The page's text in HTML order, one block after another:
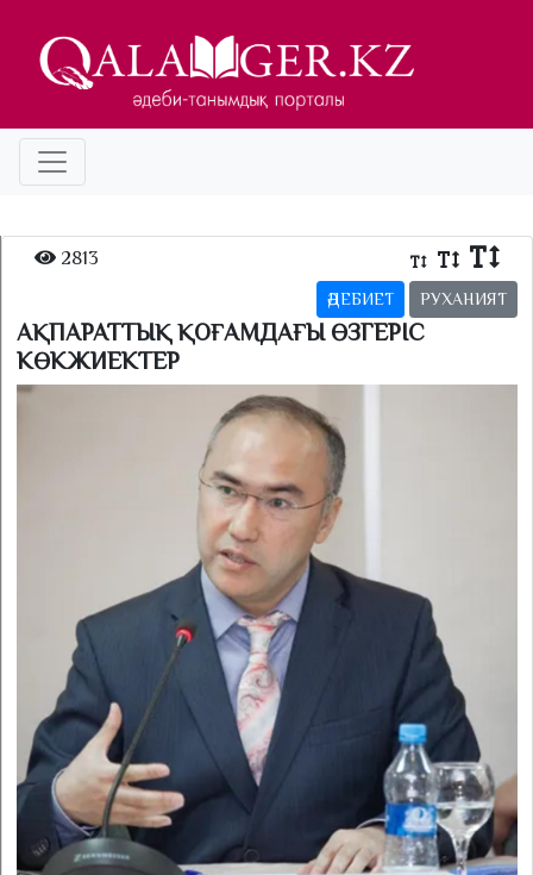
2813
ӘДЕБИЕТ РУХАНИЯТ
АҚПАРАТТЫҚ ҚОҒАМДАҒЫ ӨЗГЕРІС
КӨКЖИЕКТЕР